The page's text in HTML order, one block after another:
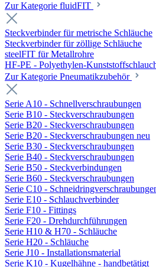
Zur Kategorie fluidFIT
Steckverbinder für metrische Schläuche
Steckverbinder für zöllige Schläuche
steelFIT für Metallrohre
HF-PE - Polyethylen-
Zur Kategorie Pneumatikzubehör
Serie A10 - Schnellverschraubungen
Serie B10 - Steckverschraubungen
Serie B20 - Steckverschraubungen
Serie B20 - Steckverschraubungen neu
Serie B30 - Steckverschraubungen
Serie B40 - Steckverschraubungen
Serie B50 - Steckverbindungen
Serie B60 - Steckverschraubungen
Serie C10 -
Serie E10 - Schlauchverbinder
Serie F10 - Fittings
Serie F20 - Drehdurchführungen
Serie H10 & H70 - Schläuche
Serie H20 - Schläuche
Serie J10 - Installationsmaterial
Serie K10 - Kugelhähne - handbetätigt